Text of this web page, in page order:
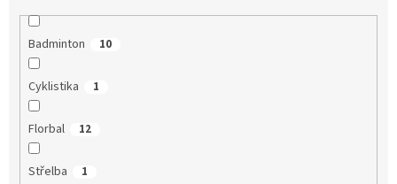
Badminton 10
Cyklistika 1
Florbal 12
Střelba 1